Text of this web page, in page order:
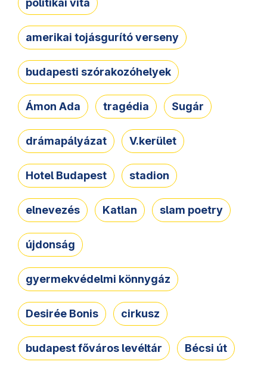
politikai vita
amerikai tojásgurító verseny
budapesti szórakozóhelyek
Ámon Ada tragédia Sugár
drámapályázat V.kerület
Hotel Budapest stadion
elnevezés Katlan slam poetry
újdonság
gyermekvédelmi könnygáz
Desirée Bonis cirkusz
budapest főváros levéltár Bécsi út